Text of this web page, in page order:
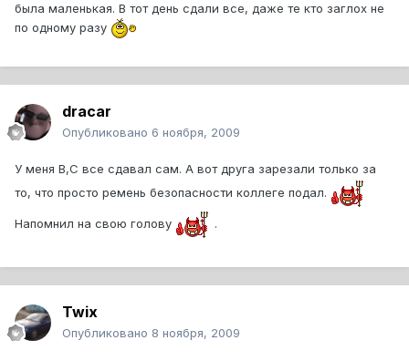
была маленькая. В тот день сдали все, даже те кто заглох не
по одному разу
dracar
Опубликовано 6 ноября, 2009
У меня В,С все сдавал сам. А вот друга зарезали только за
то, что просто ремень безопасности коллеге подал.
Напомнил на свою голову .
Twix
Опубликовано 8 ноября, 2009